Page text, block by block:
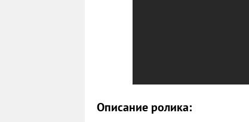
Описание ролика: